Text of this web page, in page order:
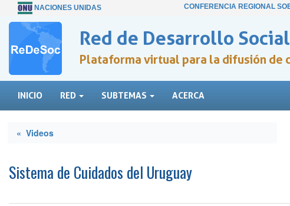
NACIONES UNIDAS CONFERENCIA REGIONAL
Red de Desarrollo
Plataforma virtual para la difusión
INICIO RED SUBTEMAS ACERCA
« Videos
Sistema de Cuidados del Uruguay